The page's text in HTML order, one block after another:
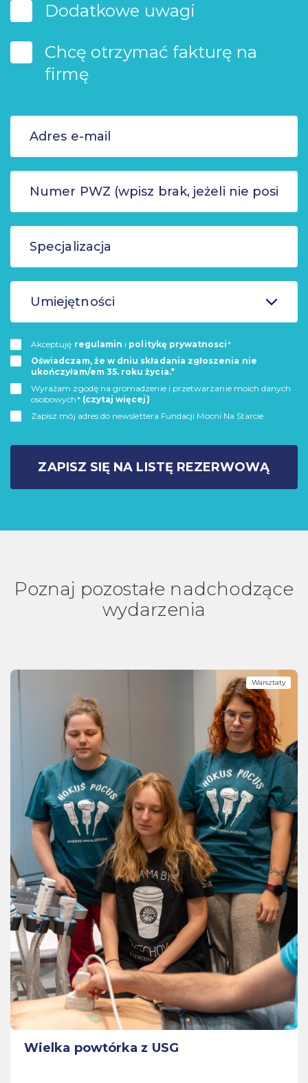
Dodatkowe uwagi
Chcę otrzymać fakturę na
firmę
Umiejętności
Akceptuję regulamin i politykę prywatnosci*
Oświadczam, że w dniu składania zgłoszenia nie
ukończyłam/em 35. roku życia.*
Wyrażam zgodę na gromadzenie i przetwarzanie moich danych
osobowych* (czytaj więcej)
Zapisz mój adres do newslettera Fundacji Mocni Na Starcie
ZAPISZ SIĘ NA LISTĘ REZERWOWĄ
Poznaj pozostałe nadchodzące
wydarzenia
Warsztaty
Wielka powtórka z USG